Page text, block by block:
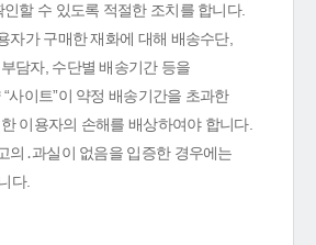
할 수 있도록 적절한 조치를 합니다.
자가 구매한 재화에 대해 배송수단,
담자, 수단별 배송기간 등을
사이트”이 약정 배송기간을 초과한
이용자의 손해를 배상하여야 합니다.
의․과실이 없음을 입증한 경우에는
다.